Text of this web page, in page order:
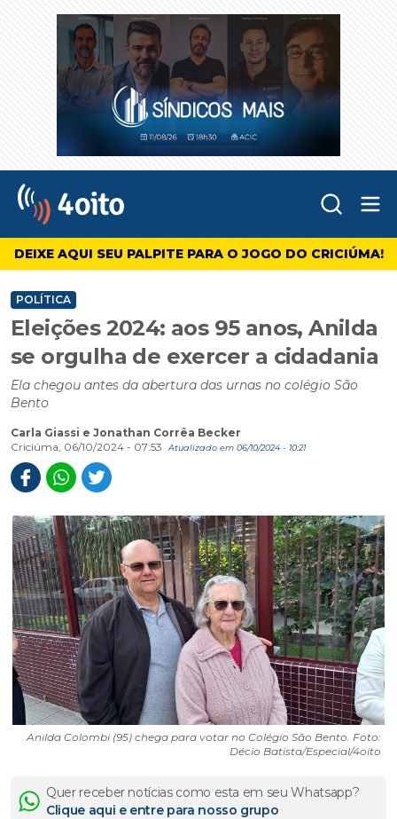
4oito
DEIXE AQUI SEU PALPITE PARA O JOGO DO CRICIÚMA!
POLÍTICA
Eleições 2024: aos 95 anos, Anilda
se orgulha de exercer a cidadania
Ela chegou antes da abertura das urnas no colégio São
Bento
Carla Giassi e Jonathan Corrêa Becker
Criciúma, 06/10/2024 - 07:53
Atualizado em 06/10/2024 - 10:21
Anilda Colombi (95) chega para votar no Colégio São Bento. Foto:
Décio Batista/Especial/4oito
Quer receber notícias como esta em seu Whatsapp?
Clique aqui e entre para nosso grupo